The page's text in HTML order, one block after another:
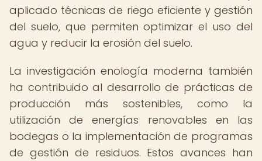
aplicado técnicas de riego eficiente y gestión
del suelo, que permiten optimizar el uso del
agua y reducir la erosión del suelo.
La investigación enología moderna también
ha contribuido al desarrollo de prácticas de
producción más sostenibles, como la
utilización de energías renovables en las
bodegas o la implementación de programas
de gestión de residuos. Estos avances han